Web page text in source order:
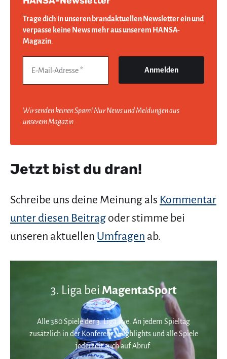
Trage dich in unseren brandaktuellen Newsletter ein und
verpasse keine News mehr aus unserem HANSA-
Magazin.
Wir senden keinen Spam! Nur News und Meldungen aus
unserem Magazin.
Jetzt bist du dran!
Schreibe uns deine Meinung als Kommentar
unter diesen Beitrag oder stimme bei
unseren aktuellen Umfragen ab.
3. Liga bei MagentaSport
Alle 380 Spiele der 3. Liga live. An jedem Spieltag
zusätzlich in der Konferenz. Highlights und alle Spiele
jederzeit auch auf Abruf.